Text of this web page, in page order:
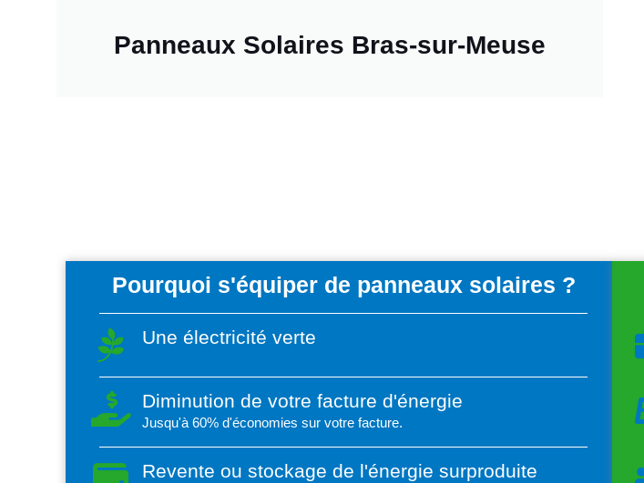
Panneaux Solaires Bras-sur-Meuse
Pourquoi s'équiper de panneaux solaires ?
Une électricité verte
Diminution de votre facture d'énergie
Jusqu'à 60% d'économies sur votre facture.
Revente ou stockage de l'énergie surproduite